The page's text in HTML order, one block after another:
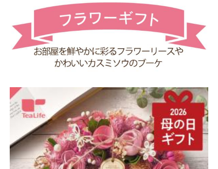
母の日 ミニドライカスミブーケ+はちみつ紅茶セット
2,480円
送料無
料
(1.0%)